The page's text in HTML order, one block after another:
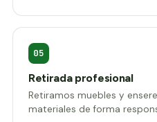
05
Retirada profesional
Retiramos muebles y
materiales de forma